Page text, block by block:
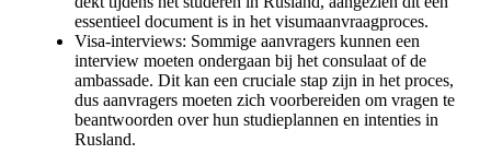
essentieel document is in het visumaanvraagproces.
Visa-interviews: Sommige aanvragers kunnen een
interview moeten ondergaan bij het consulaat of de
ambassade. Dit kan een cruciale stap zijn in het proces,
dus aanvragers moeten zich voorbereiden om vragen te
beantwoorden over hun studieplannen en intenties in
Rusland.